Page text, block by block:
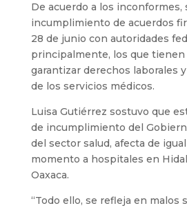
De acuerdo a los inconformes,
incumplimiento de acuerdos
28 de junio con autoridades
principalmente, los que tienen
garantizar derechos laborales
de los servicios médicos.
Luisa Gutiérrez sostuvo que
de incumplimiento del
del sector salud, afecta de
momento a hospitales en
Oaxaca.
“Todo ello, se refleja en malos